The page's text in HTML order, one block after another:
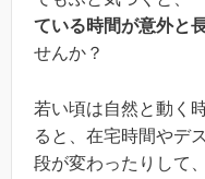
ている時間が意外と
せんか？
若い頃は自然と動く
ると、在宅時間やデ
段が変わったりして